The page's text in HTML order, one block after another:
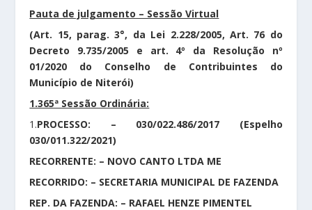
Pauta de julgamento – Sessão Virtual
(Art. 15, parag. 3°, da Lei 2.228/2005, Art. 76 do
Decreto 9.735/2005 e art. 4º da Resolução nº
01/2020 do Conselho de Contribuintes do
Município de Niterói)
1.365ª Sessão Ordinária:
1.PROCESSO: – 030/022.486/2017 (Espelho
030/011.322/2021)
RECORRENTE: – NOVO CANTO LTDA ME
RECORRIDO: – SECRETARIA MUNICIPAL DE FAZENDA
REP. DA FAZENDA: – RAFAEL HENZE PIMENTEL